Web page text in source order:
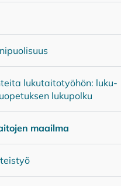
lu­ku­tai­to­työ­hön: lu­ku­
lu­ku­pol­ku
maa­il­ma